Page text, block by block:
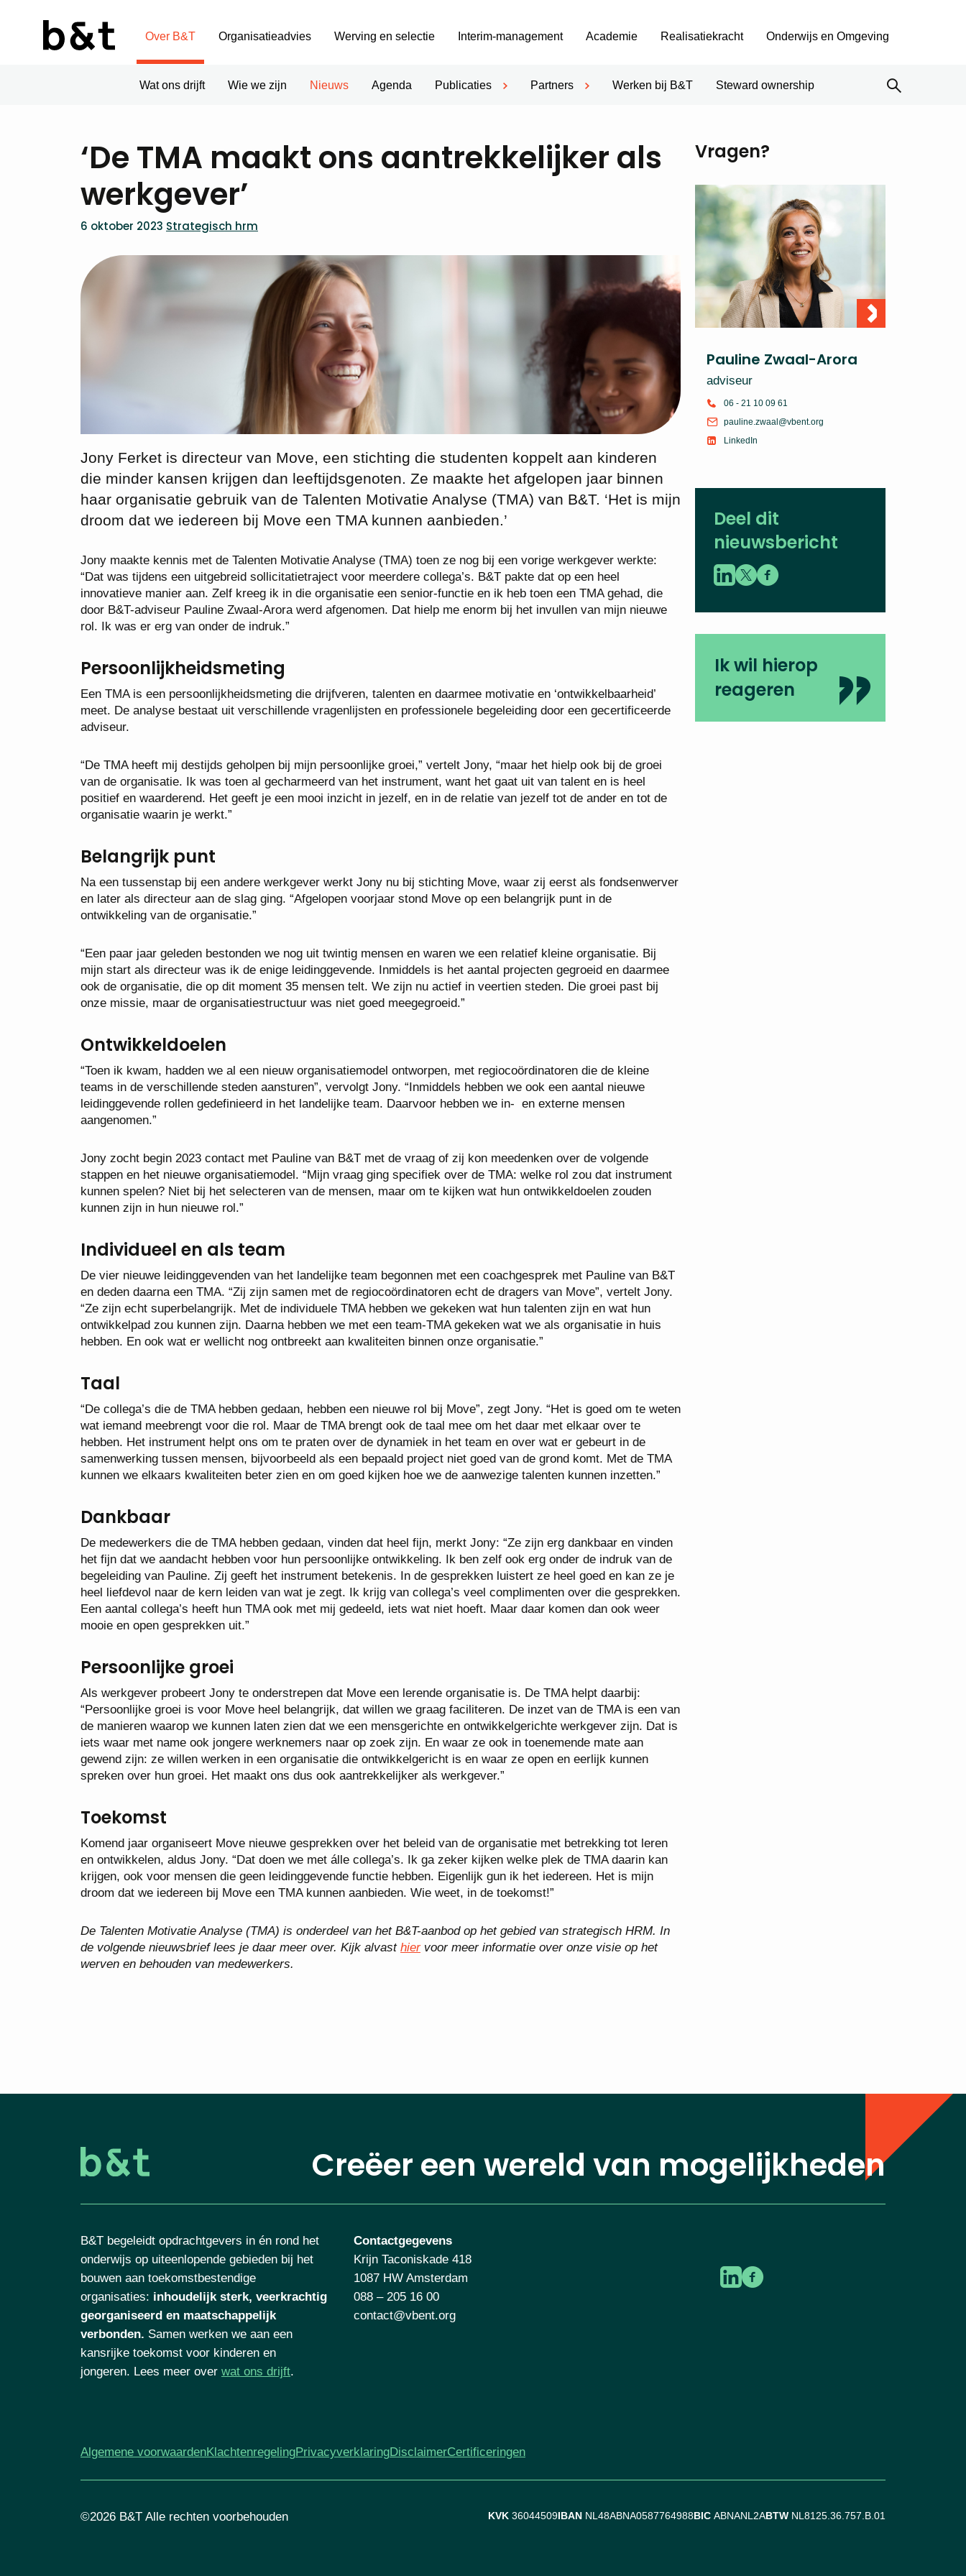
Over B&T
Wat ons drijft Wie we zijn Nieuws Agenda Publicaties Partners Werken bij B&T Steward ownership
Organisatieadvies Werving en selectie Interim-management Academie Realisatiekracht Onderwijs en Omgeving
‘De TMA maakt ons aantrekkelijker als
werkgever’
6 oktober 2023 Strategisch hrm
Jony Ferket is directeur van Move, een stichting die studenten koppelt aan kinderen
die minder kansen krijgen dan leeftijdsgenoten. Ze maakte het afgelopen jaar binnen
haar organisatie gebruik van de Talenten Motivatie Analyse (TMA) van B&T. ‘Het is mijn
droom dat we iedereen bij Move een TMA kunnen aanbieden.’
Jony maakte kennis met de Talenten Motivatie Analyse (TMA) toen ze nog bij een vorige werkgever werkte:
“Dat was tijdens een uitgebreid sollicitatietraject voor meerdere collega’s. B&T pakte dat op een heel
innovatieve manier aan. Zelf kreeg ik in die organisatie een senior-functie en ik heb toen een TMA gehad, die
door B&T-adviseur Pauline Zwaal-Arora werd afgenomen. Dat hielp me enorm bij het invullen van mijn nieuwe
rol. Ik was er erg van onder de indruk.”
Persoonlijkheidsmeting
Een TMA is een persoonlijkheidsmeting die drijfveren, talenten en daarmee motivatie en ‘ontwikkelbaarheid’
meet. De analyse bestaat uit verschillende vragenlijsten en professionele begeleiding door een gecertificeerde
adviseur.
“De TMA heeft mij destijds geholpen bij mijn persoonlijke groei,” vertelt Jony, “maar het hielp ook bij de groei
van de organisatie. Ik was toen al gecharmeerd van het instrument, want het gaat uit van talent en is heel
positief en waarderend. Het geeft je een mooi inzicht in jezelf, en in de relatie van jezelf tot de ander en tot de
organisatie waarin je werkt.”
Belangrijk punt
Na een tussenstap bij een andere werkgever werkt Jony nu bij stichting Move, waar zij eerst als fondsenwerver
en later als directeur aan de slag ging. “Afgelopen voorjaar stond Move op een belangrijk punt in de
ontwikkeling van de organisatie.”
“Een paar jaar geleden bestonden we nog uit twintig mensen en waren we een relatief kleine organisatie. Bij
mijn start als directeur was ik de enige leidinggevende. Inmiddels is het aantal projecten gegroeid en daarmee
ook de organisatie, die op dit moment 35 mensen telt. We zijn nu actief in veertien steden. Die groei past bij
onze missie, maar de organisatiestructuur was niet goed meegegroeid.”
Ontwikkeldoelen
“Toen ik kwam, hadden we al een nieuw organisatiemodel ontworpen, met regiocoördinatoren die de kleine
teams in de verschillende steden aansturen”, vervolgt Jony. “Inmiddels hebben we ook een aantal nieuwe
leidinggevende rollen gedefinieerd in het landelijke team. Daarvoor hebben we in- en externe mensen
aangenomen.”
Jony zocht begin 2023 contact met Pauline van B&T met de vraag of zij kon meedenken over de volgende
stappen en het nieuwe organisatiemodel. “Mijn vraag ging specifiek over de TMA: welke rol zou dat instrument
kunnen spelen? Niet bij het selecteren van de mensen, maar om te kijken wat hun ontwikkeldoelen zouden
kunnen zijn in hun nieuwe rol.”
Individueel en als team
De vier nieuwe leidinggevenden van het landelijke team begonnen met een coachgesprek met Pauline van B&T
en deden daarna een TMA. “Zij zijn samen met de regiocoördinatoren echt de dragers van Move”, vertelt Jony.
“Ze zijn echt superbelangrijk. Met de individuele TMA hebben we gekeken wat hun talenten zijn en wat hun
ontwikkelpad zou kunnen zijn. Daarna hebben we met een team-TMA gekeken wat we als organisatie in huis
hebben. En ook wat er wellicht nog ontbreekt aan kwaliteiten binnen onze organisatie.”
Taal
“De collega’s die de TMA hebben gedaan, hebben een nieuwe rol bij Move”, zegt Jony. “Het is goed om te weten
wat iemand meebrengt voor die rol. Maar de TMA brengt ook de taal mee om het daar met elkaar over te
hebben. Het instrument helpt ons om te praten over de dynamiek in het team en over wat er gebeurt in de
samenwerking tussen mensen, bijvoorbeeld als een bepaald project niet goed van de grond komt. Met de TMA
kunnen we elkaars kwaliteiten beter zien en om goed kijken hoe we de aanwezige talenten kunnen inzetten.”
Dankbaar
De medewerkers die de TMA hebben gedaan, vinden dat heel fijn, merkt Jony: “Ze zijn erg dankbaar en vinden
het fijn dat we aandacht hebben voor hun persoonlijke ontwikkeling. Ik ben zelf ook erg onder de indruk van de
begeleiding van Pauline. Zij geeft het instrument betekenis. In de gesprekken luistert ze heel goed en kan ze je
heel liefdevol naar de kern leiden van wat je zegt. Ik krijg van collega’s veel complimenten over die gesprekken.
Een aantal collega’s heeft hun TMA ook met mij gedeeld, iets wat niet hoeft. Maar daar komen dan ook weer
mooie en open gesprekken uit.”
Persoonlijke groei
Als werkgever probeert Jony te onderstrepen dat Move een lerende organisatie is. De TMA helpt daarbij:
“Persoonlijke groei is voor Move heel belangrijk, dat willen we graag faciliteren. De inzet van de TMA is een van
de manieren waarop we kunnen laten zien dat we een mensgerichte en ontwikkelgerichte werkgever zijn. Dat is
iets waar met name ook jongere werknemers naar op zoek zijn. En waar ze ook in toenemende mate aan
gewend zijn: ze willen werken in een organisatie die ontwikkelgericht is en waar ze open en eerlijk kunnen
spreken over hun groei. Het maakt ons dus ook aantrekkelijker als werkgever.”
Toekomst
Komend jaar organiseert Move nieuwe gesprekken over het beleid van de organisatie met betrekking tot leren
en ontwikkelen, aldus Jony. “Dat doen we met álle collega’s. Ik ga zeker kijken welke plek de TMA daarin kan
krijgen, ook voor mensen die geen leidinggevende functie hebben. Eigenlijk gun ik het iedereen. Het is mijn
droom dat we iedereen bij Move een TMA kunnen aanbieden. Wie weet, in de toekomst!”
De Talenten Motivatie Analyse (TMA) is onderdeel van het B&T-aanbod op het gebied van strategisch HRM. In
de volgende nieuwsbrief lees je daar meer over. Kijk alvast hiervoor meer informatie over onze visie op het
werven en behouden van medewerkers.
Vragen?
Pauline Zwaal-Arora
adviseur
06 - 21 10 09 61
pauline.zwaal@vbent.org
LinkedIn
Deel dit
nieuwsbericht
Ik wil hierop
reageren
Creëer een wereld van mogelijkheden
B&T begeleidt opdrachtgevers in én rond het
onderwijs op uiteenlopende gebieden bij het
bouwen aan toekomstbestendige
organisaties: inhoudelijk sterk, veerkrachtig
georganiseerd en maatschappelijk
verbonden. Samen werken we aan een
kansrijke toekomst voor kinderen en
jongeren. Lees meer over wat ons drijft.
Contactgegevens
Krijn Taconiskade 418
1087 HW Amsterdam
088 – 205 16 00
contact@vbent.org
Algemene voorwaardenKlachtenregelingPrivacyverklaringDisclaimerCertificeringen
©2026 B&T Alle rechten voorbehouden KVK 36044509IBAN NL48ABNA0587764988BIC ABNANL2ABTW NL8125.36.757.B.01